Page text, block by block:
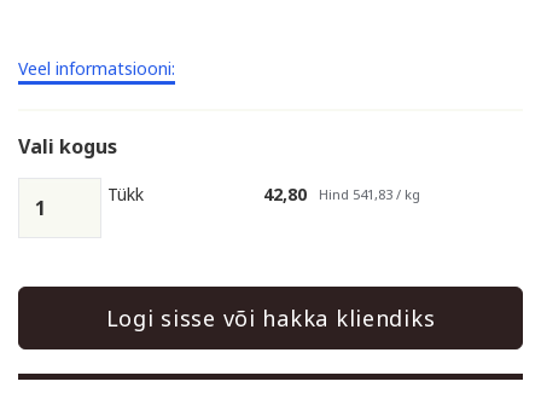
Veel informatsiooni:
Vali kogus
Tükk 42,80 Hind 541,83 / kg
Logi sisse või hakka kliendiks